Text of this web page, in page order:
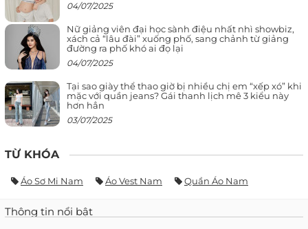
04/07/2025
Nữ giảng viên đại học sành điệu nhất nhì showbiz,
xách cả “lâu đài” xuống phố, sang chảnh từ giảng
đường ra phố khó ai đọ lại
04/07/2025
Tại sao giày thể thao giờ bị nhiều chị em “xếp xó” khi
mặc với quần jeans? Gái thanh lịch mê 3 kiểu này
hơn hẳn
03/07/2025
TỪ KHÓA
Áo Sơ Mi Nam Áo Vest Nam Quần Áo Nam
Thông tin nổi bật